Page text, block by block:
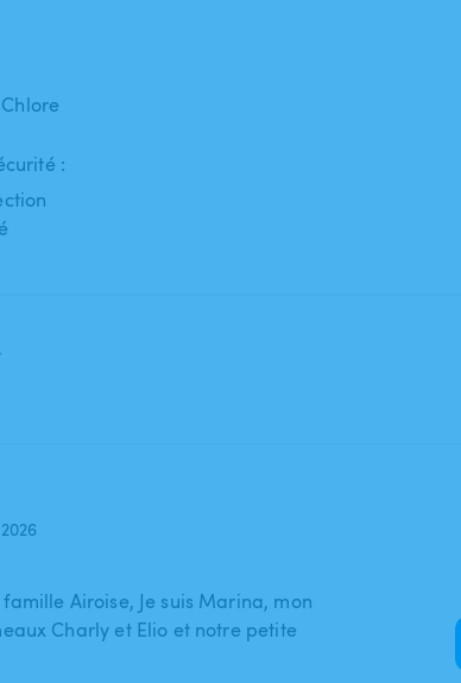
:
Airoise, Je suis Marina, mon
Charly et Elio et notre petite